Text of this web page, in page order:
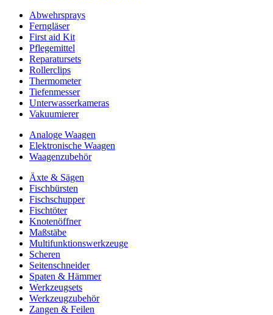
Abwehrsprays
Ferngläser
First aid Kit
Pflegemittel
Reparatursets
Rollerclips
Thermometer
Tiefenmesser
Unterwasserkameras
Vakuumierer
Analoge Waagen
Elektronische Waagen
Waagenzubehör
Äxte & Sägen
Fischbürsten
Fischschupper
Fischtöter
Knotenöffner
Maßstäbe
Multifunktionswerkzeuge
Scheren
Seitenschneider
Spaten & Hämmer
Werkzeugsets
Werkzeugzubehör
Zangen & Feilen